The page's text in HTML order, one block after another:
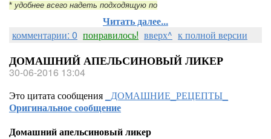
* удобнее всего надеть подходящую по
Читать далее...
комментарии: 0 понравилось! вверх^ к полной версии
ДОМАШНИЙ АПЕЛЬСИНОВЫЙ ЛИКЕР
30-06-2016 13:04
Это цитата сообщения _ДОМАШНИЕ_РЕЦЕПТЫ_
Оригинальное сообщение
Домашний апельсиновый ликер